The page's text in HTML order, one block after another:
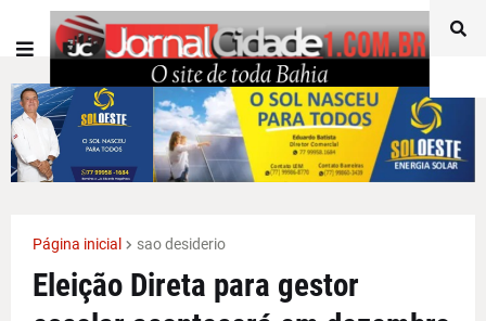
Página inicial sao desiderio
Eleição Direta para gestor